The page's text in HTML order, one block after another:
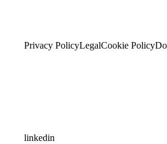
Privacy PolicyLegalCookie Policy
linkedin